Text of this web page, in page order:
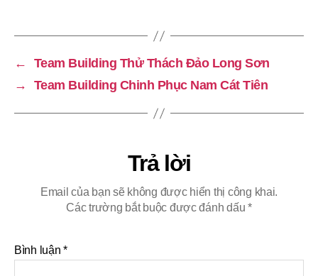
←
Team Building Thử Thách Đảo Long Sơn
→
Team Building Chinh Phục Nam Cát Tiên
Trả lời
Email của bạn sẽ không được hiển thị công khai.
Các trường bắt buộc được đánh dấu*
Bình luận*